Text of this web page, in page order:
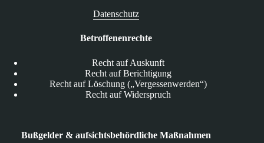
Datenschutz
Betroffenenrechte
Recht auf Auskunft
Recht auf Berichtigung
Recht auf Löschung („Vergessenwerden“)
Recht auf Widerspruch
Bußgelder & aufsichtsbehördliche Maßnahmen